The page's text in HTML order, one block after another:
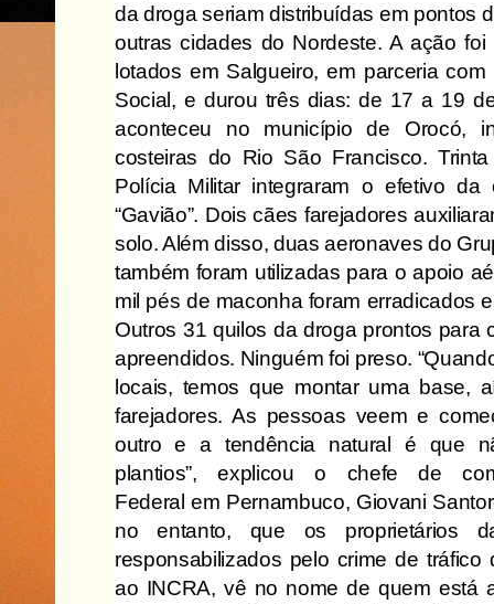
da droga seriam distribuídas em pontos
outras cidades do Nordeste. A ação
lotados em Salgueiro, em parceria
Social, e durou três dias: de 17 a 19
aconteceu no município de
Orocó,
costeiras do Rio São Francisco.
Polícia Militar integraram o efetivo da
“Gavião”. Dois cães farejadores
solo. Além disso, duas aeronaves do
também foram utilizadas para o apoio
mil pés de maconha foram erradicados
Outros 31 quilos da droga prontos para
apreendidos. Ninguém foi preso.
locais, temos que montar uma base,
farejadores. As pessoas veem e
outro e a tendência natural é que
plantios”, explicou o chefe de
Federal em Pernambuco, Giovani
no entanto, que os proprietários
responsabilizados pelo crime de tráfico
ao INCRA, vê no nome de quem está